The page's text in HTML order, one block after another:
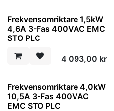
Frekvensomriktare 1,5kW
4,6A 3-Fas 400VAC EMC
STO PLC
4 093,00 kr
Frekvensomriktare 4,0kW
10,5A 3-Fas 400VAC
EMC STO PLC